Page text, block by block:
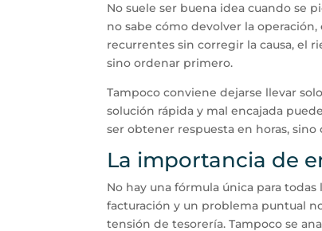
No suele ser buena idea cuando se
no sabe cómo devolver la
recurrentes sin corregir la causa, el
sino ordenar primero.
Tampoco conviene dejarse llevar
solución rápida y mal encajada
ser obtener respuesta en horas,
La importancia de
No hay una fórmula única para
facturación y un problema puntual
tensión de tesorería. Tampoco se